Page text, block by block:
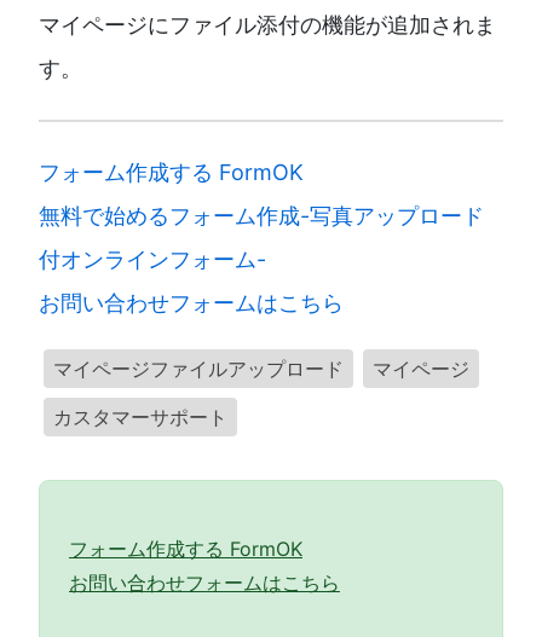
マイページにファイル添付の機能が追加されま
す。
フォーム作成する FormOK
無料で始めるフォーム作成-写真アップロード
付オンラインフォーム-
お問い合わせフォームはこちら
マイページファイルアップロード
マイページ
カスタマーサポート
フォーム作成する FormOK
お問い合わせフォームはこちら